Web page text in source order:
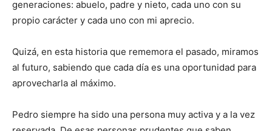
generaciones: abuelo, padre y nieto, cada uno con su
propio carácter y cada uno con mi aprecio.
Quizá, en esta historia que rememora el pasado, miramos
al futuro, sabiendo que cada día es una oportunidad para
aprovecharla al máximo.
Pedro siempre ha sido una persona muy activa y a la vez